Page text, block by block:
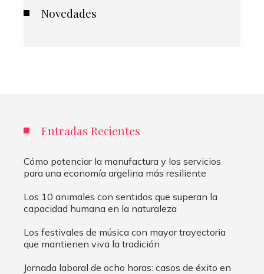
Novedades
Entradas Recientes
Cómo potenciar la manufactura y los servicios
para una economía argelina más resiliente
Los 10 animales con sentidos que superan la
capacidad humana en la naturaleza
Los festivales de música con mayor trayectoria
que mantienen viva la tradición
Jornada laboral de ocho horas: casos de éxito en